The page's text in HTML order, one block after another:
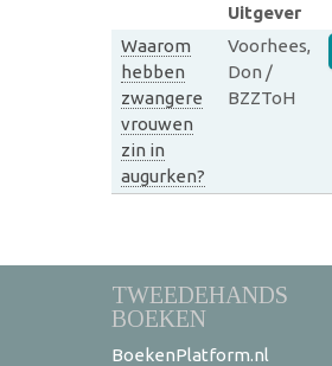
Uitgever
Waarom
hebben
zwangere
vrouwen
zin in
augurken?
Voorhees,
Don /
BZZToH
TWEEDEHANDS
BOEKEN
BoekenPlatform.nl